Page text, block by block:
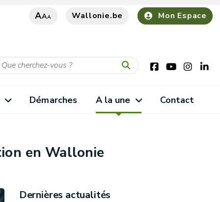
AAA Wallonie.be Mon Espace
Démarches A la une Contact
en Wallonie
Dernières actualités